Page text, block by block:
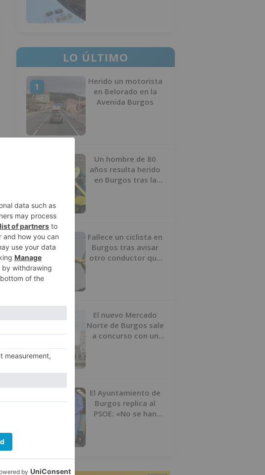
LO ÚLTIMO
1
Herido un motorista
en Belorado en la
Avenida Burgos
Un hombre de 80
años resulta herido
en Burgos tras la
3
Fallece un ciclista en
Burgos tras avisar
otro conductor que
4
El nuevo Mercado
Norte de Burgos sale
a concurso con un
El Ayuntamiento de
Burgos replica al
PSOE: «No se han